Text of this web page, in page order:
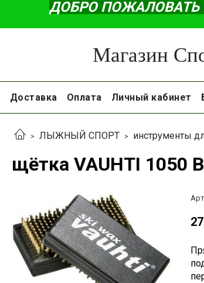
ДОБРО ПОЖАЛОВАТЬ
Магазин
Доставка Оплата Личный кабинет
ЛЫЖНЫЙ СПОРТ инструменты
щётка VAUHTI 1050